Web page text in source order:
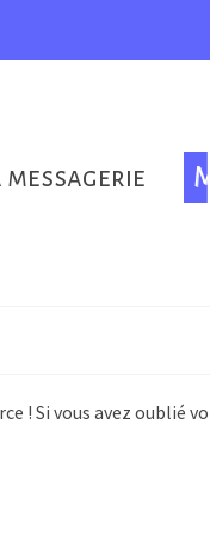
messagerie
! Si vous avez oublié